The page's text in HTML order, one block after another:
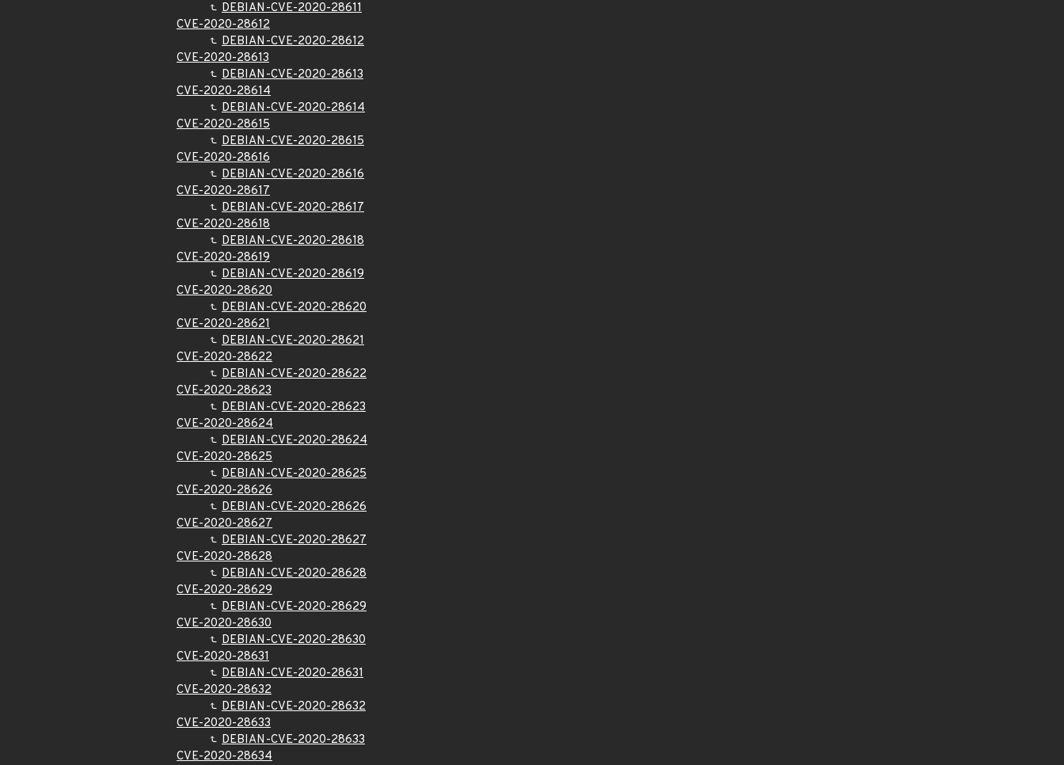
DEBIAN-CVE-2020-28611
CVE-2020-28612
DEBIAN-CVE-2020-28612
CVE-2020-28613
DEBIAN-CVE-2020-28613
CVE-2020-28614
DEBIAN-CVE-2020-28614
CVE-2020-28615
DEBIAN-CVE-2020-28615
CVE-2020-28616
DEBIAN-CVE-2020-28616
CVE-2020-28617
DEBIAN-CVE-2020-28617
CVE-2020-28618
DEBIAN-CVE-2020-28618
CVE-2020-28619
DEBIAN-CVE-2020-28619
CVE-2020-28620
DEBIAN-CVE-2020-28620
CVE-2020-28621
DEBIAN-CVE-2020-28621
CVE-2020-28622
DEBIAN-CVE-2020-28622
CVE-2020-28623
DEBIAN-CVE-2020-28623
CVE-2020-28624
DEBIAN-CVE-2020-28624
CVE-2020-28625
DEBIAN-CVE-2020-28625
CVE-2020-28626
DEBIAN-CVE-2020-28626
CVE-2020-28627
DEBIAN-CVE-2020-28627
CVE-2020-28628
DEBIAN-CVE-2020-28628
CVE-2020-28629
DEBIAN-CVE-2020-28629
CVE-2020-28630
DEBIAN-CVE-2020-28630
CVE-2020-28631
DEBIAN-CVE-2020-28631
CVE-2020-28632
DEBIAN-CVE-2020-28632
CVE-2020-28633
DEBIAN-CVE-2020-28633
CVE-2020-28634